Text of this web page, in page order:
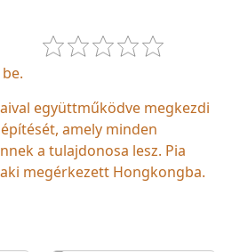
együttműködve megkezdi
amely minden
a tulajdonosa lesz. Pia
megérkezett Hongkongba.